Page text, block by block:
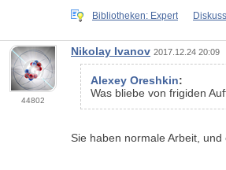
Bibliotheken: Expert
44802
Nikolay Ivanov 2017.12.24 20:09
Alexey Oreshkin:
Was bliebe von frigiden
Sie haben normale Arbeit,